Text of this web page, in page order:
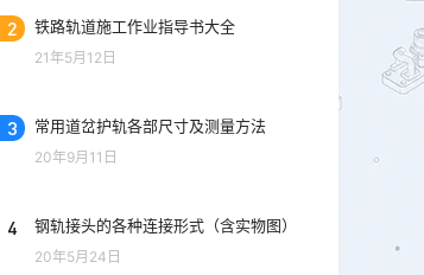
2 铁路轨道施工作业指导书大全
21年5月12日
3 常用道岔护轨各部尺寸及测量方法
20年9月11日
4 钢轨接头的各种连接形式（含实物图）
20年5月24日